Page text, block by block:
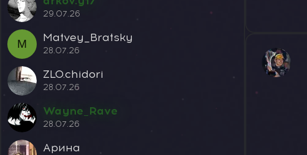
29.07.26
M Matvey_Bratsky
28.07.26
ZLO.chidori
28.07.26
Wayne_Rave
28.07.26
Арина